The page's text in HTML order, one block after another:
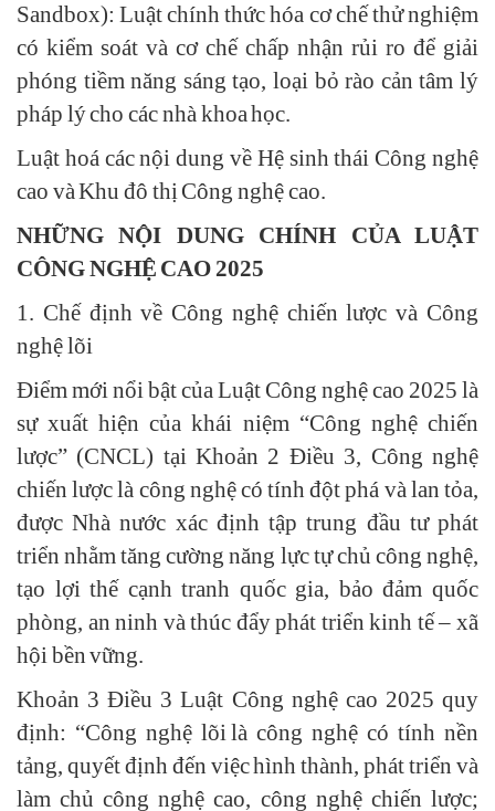
Sandbox): Luật chính thức hóa cơ chế thử nghiệm
có kiểm soát và cơ chế chấp nhận rủi ro để giải
phóng tiềm năng sáng tạo, loại bỏ rào cản tâm lý
pháp lý cho các nhà khoa học.
Luật hoá các nội dung về Hệ sinh thái Công nghệ
cao và Khu đô thị Công nghệ cao.
NHỮNG NỘI DUNG CHÍNH CỦA LUẬT
CÔNG NGHỆ CAO 2025
1. Chế định về Công nghệ chiến lược và Công
nghệ lõi
Điểm mới nổi bật của Luật Công nghệ cao 2025 là
sự xuất hiện của khái niệm “Công nghệ chiến
lược” (CNCL) tại Khoản 2 Điều 3, Công nghệ
chiến lược là công nghệ có tính đột phá và lan tỏa,
được Nhà nước xác định tập trung đầu tư phát
triển nhằm tăng cường năng lực tự chủ công nghệ,
tạo lợi thế cạnh tranh quốc gia, bảo đảm quốc
phòng, an ninh và thúc đẩy phát triển kinh tế – xã
hội bền vững.
Khoản 3 Điều 3 Luật Công nghệ cao 2025 quy
định: “Công nghệ lõi là công nghệ có tính nền
tảng, quyết định đến việc hình thành, phát triển và
làm chủ công nghệ cao, công nghệ chiến lược;